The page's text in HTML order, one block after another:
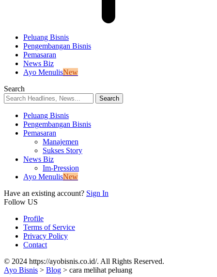
Peluang Bisnis
Pengembangan Bisnis
Pemasaran
News Biz
Ayo MenulisNew
Search
Peluang Bisnis
Pengembangan Bisnis
Pemasaran
Manajemen
Sukses Story
News Biz
Im-Pression
Ayo MenulisNew
Have an existing account? Sign In
Follow US
Profile
Terms of Service
Privacy Policy
Contact
© 2024 https://ayobisnis.co.id/. All Rights Reserved.
Ayo Bisnis > Blog > cara melihat peluang